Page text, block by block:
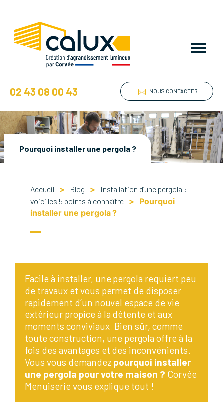
02 43 08 00 43 NOUS CONTACTER
Pourquoi installer une pergola ?
Accueil > Blog >
Installation d’une pergola :
voici les 5 points à connaître
> Pourquoi
installer une pergola ?
Facile à installer, une pergola requiert peu
de travaux et vous permet de disposer
rapidement d’un nouvel espace de vie
extérieur propice à la détente et aux
moments conviviaux. Bien sûr, comme
toute construction, une pergola offre à la
fois des avantages et des inconvénients.
Vous vous demandez pourquoi installer
une pergola pour votre maison ? Corvée
Menuiserie vous explique tout !